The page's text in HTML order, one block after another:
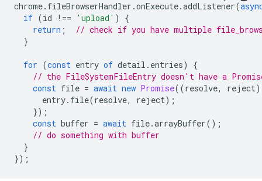
chrome. fileBrowserHandler .onExecute.addListener(
if (id !== 'upload' )
{
return ;
// check if you have multiple
}
for (const entry of detail . entries)
{
// the FileSystemFileEntry doesn't have a
const file = await new Promise((resolve, reject)
entry. file(resolve, reject);
});
const buffer = await file.arrayBuffer();
// do something with buffer
}
});